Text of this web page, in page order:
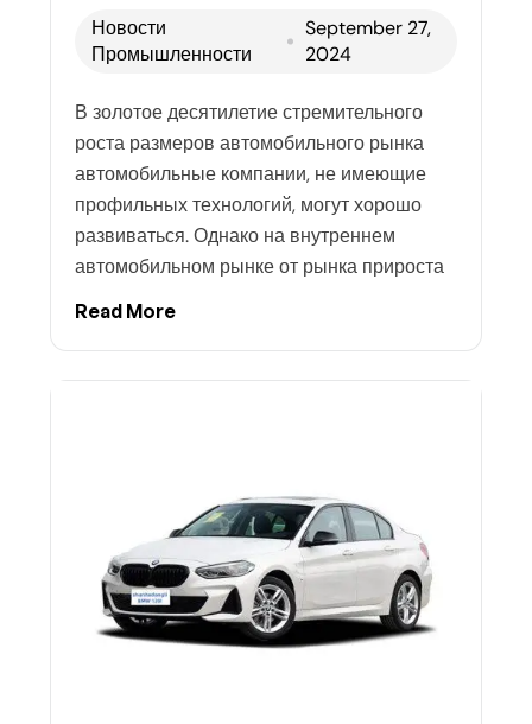
Новости
Промышленности
September 27,
2024
В золотое десятилетие стремительного
роста размеров автомобильного рынка
автомобильные компании, не имеющие
профильных технологий, могут хорошо
развиваться. Однако на внутреннем
автомобильном рынке от рынка прироста
Read More